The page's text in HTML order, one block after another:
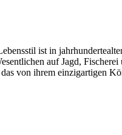
ist in
auf Jagd,
von ihrem einzigartigen